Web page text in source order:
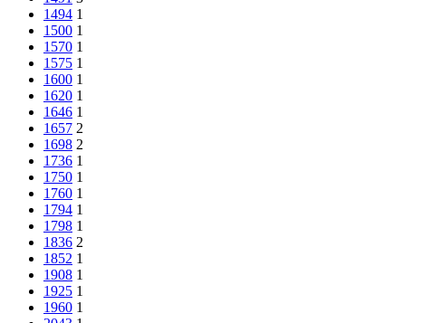
1494 1
1500 1
1570 1
1575 1
1600 1
1620 1
1646 1
1657 2
1698 2
1736 1
1750 1
1760 1
1794 1
1798 1
1836 2
1852 1
1908 1
1925 1
1960 1